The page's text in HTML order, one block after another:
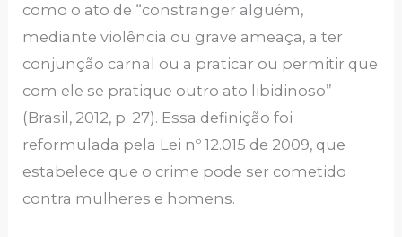
como o ato de “constranger alguém,
mediante violência ou grave ameaça, a ter
conjunção carnal ou a praticar ou permitir que
com ele se pratique outro ato libidinoso”
(Brasil, 2012, p. 27). Essa definição foi
reformulada pela Lei nº 12.015 de 2009, que
estabelece que o crime pode ser cometido
contra mulheres e homens.